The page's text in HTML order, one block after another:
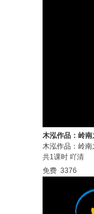
木泓作品：岭
木泓作品：岭
共1课时 吖清
免费 3376